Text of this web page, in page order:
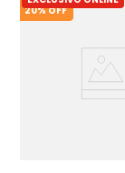
20% OFF